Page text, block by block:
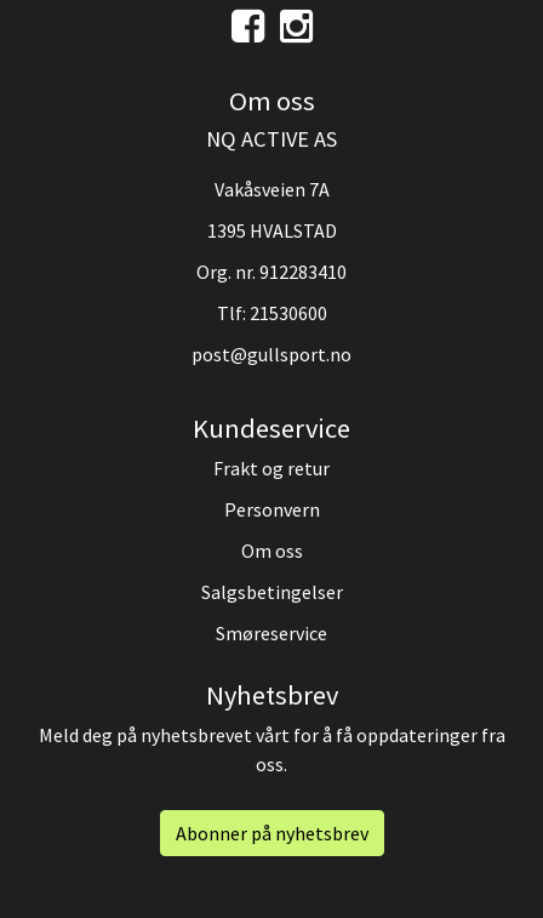
Om oss
NQ ACTIVE AS
Vakåsveien 7A
1395 HVALSTAD
Org. nr. 912283410
Tlf: 21530600
post@gullsport.no
Kundeservice
Frakt og retur
Personvern
Om oss
Salgsbetingelser
Smøreservice
Nyhetsbrev
Meld deg på nyhetsbrevet vårt for å få oppdateringer fra
oss.
Abonner på nyhetsbrev